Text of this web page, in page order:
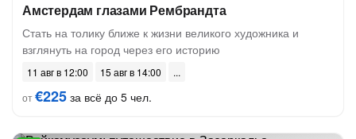
Амстердам глазами Рембрандта
Стать на толику ближе к жизни великого художника и
взглянуть на город через его историю
11 авг в 12:00
15 авг в 14:00
от€225 за всё до 5 чел.